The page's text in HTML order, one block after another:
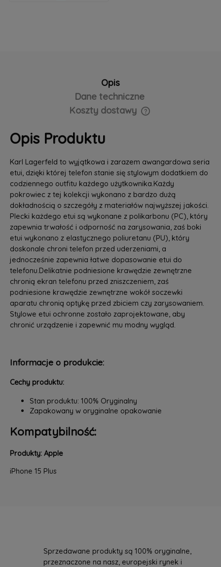
Opis
Dane techniczne
Koszty dostawy
Cena nie zawiera ewentualnych kosztów płatności
Opis Produktu
Karl Lagerfeld to wyjątkowa i zarazem awangardowa seria
etui, dzięki której telefon stanie się stylowym dodatkiem do
codziennego outfitu każdego użytkownika.Każdy
pokrowiec z tej kolekcji wykonano z bardzo dużą
dokładnością o szczegóły z materiałów najwyższej jakości.
Plecki każdego etui są wykonane z polikarbonu (PC), który
zapewnia trwałość i odporność na zarysowania, zaś boki
etui wykonano z elastycznego poliuretanu (PU), który
doskonale chroni telefon przed uderzeniami, a
jednocześnie zapewnia łatwe dopasowanie etui do
telefonu.Delikatnie podniesione krawędzie zewnętrzne
chronią ekran telefonu przed zniszczeniem, zaś
podniesione krawędzie zewnętrzne wokół soczewki
aparatu chronią optykę przed zbiciem czy zarysowaniem.
Stylowe etui ochronne zostało zaprojektowane, aby
chronić urządzenie i zapewnić mu modny wygląd.
Informacje o produkcie:
Cechy produktu:
Stan produktu: 100% Oryginalny
Zapakowany w oryginalne opakowanie
Kompatybilność:
Produkty: Apple
iPhone 15 Plus
Sprzedawane produkty są 100% oryginalne,
przeznaczone na nasz, europejski rynek i